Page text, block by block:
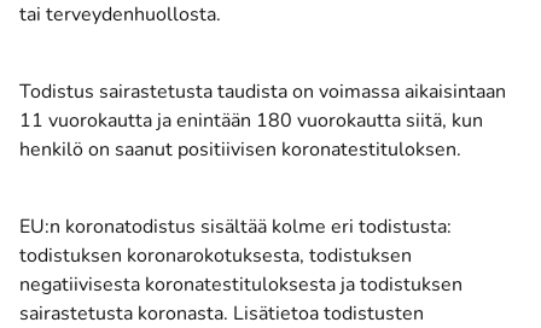
tai terveydenhuollosta.
Todistus sairastetusta taudista on voimassa aikaisintaan
11 vuorokautta ja enintään 180 vuorokautta siitä, kun
henkilö on saanut positiivisen koronatestituloksen.
EU:n koronatodistus sisältää kolme eri todistusta:
todistuksen koronarokotuksesta, todistuksen
negatiivisesta koronatestituloksesta ja todistuksen
sairastetusta koronasta. Lisätietoa todistusten